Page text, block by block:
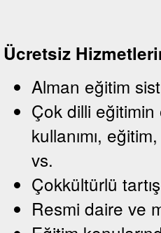
Ücretsiz
Alman eğitim
Çok dilli
kullanımı,
vs.
Çokkültürlü
Resmi daire ve